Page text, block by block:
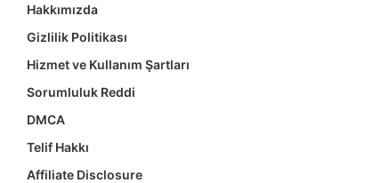
Hakkımızda
Gizlilik Politikası
Hizmet ve Kullanım Şartları
Sorumluluk Reddi
DMCA
Telif Hakkı
Affiliate Disclosure